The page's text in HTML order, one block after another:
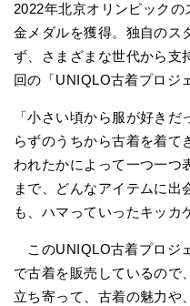
2022年北京オリンピック
金メダルを獲得。独自のス
ず、さまざまな世代から支
回の「UNIQLO古着プロジ
「小さい頃から服が好き
らずのうちから古着を着て
われたかによって一つ一つ
まで、どんなアイテムに出
も、ハマっていったキッカ
このUNIQLO古着プロジ
で古着を販売しているので
立ち寄って、古着の魅力や